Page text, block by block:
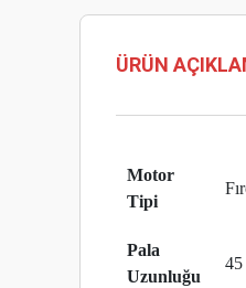
ÜRÜN
Motor
Tipi
Pala
Uzunluğu
45